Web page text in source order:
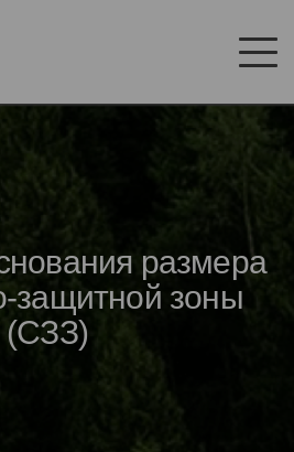
размера
защитной зоны
(СЗЗ)